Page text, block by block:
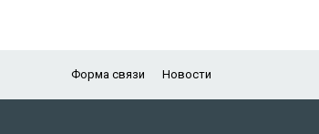
Форма связи Новости